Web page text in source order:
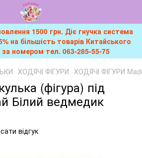
1500 грн. Діє гнучка система
на більшість товарів Китайського
за номером тел. 063-285-55-75
ХОДЯЧІ ФІГУРИ ХОДЯЧІ ФІГУРИ
(фігура) під
Білий ведмедик
відгук